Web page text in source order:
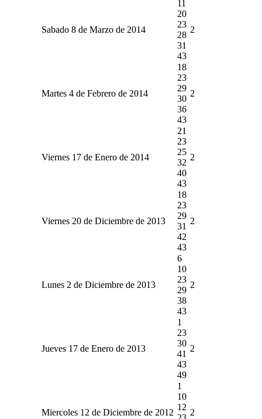
Sabado 8 de Marzo de 2014
11
20
23
28
31
43
2
Martes 4 de Febrero de 2014
18
23
29
30
36
43
2
Viernes 17 de Enero de 2014
21
23
25
32
40
43
2
Viernes 20 de Diciembre de 2013
18
23
29
31
42
43
2
Lunes 2 de Diciembre de 2013
6
10
23
29
38
43
2
Jueves 17 de Enero de 2013
1
23
30
41
43
49
2
Miercoles 12 de Diciembre de 2012
1
10
12
2